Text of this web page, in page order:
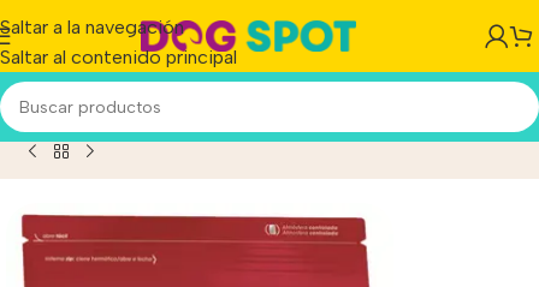
Saltar a la navegación
Saltar al contenido principal
Alimento Para Perro Adulto De Raza Mediana x 7.5kg